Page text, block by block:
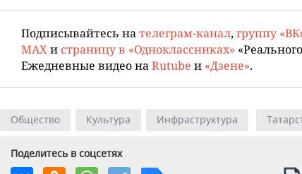
Подписывайтесь нателеграм-канал, группу
MAXи страницу в «Одноклассниках»
Ежедневные видео наRutube и «Дзене».
Общество Культура Инфраструктура
Поделитесь в соцсетях